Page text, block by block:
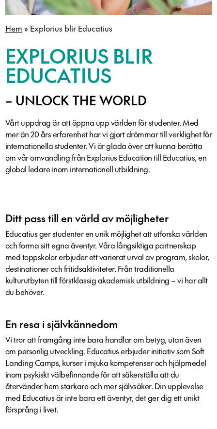
Hem » Explorius blir Educatius
EXPLORIUS BLIR
EDUCATIUS
– UNLOCK THE WORLD
Vårt uppdrag är att öppna upp världen för studenter. Med
mer än 20 års erfarenhet har vi gjort drömmar till verklighet för
internationella studenter. Vi är glada över att kunna berätta
om vår omvandling från Explorius Education till Educatius, en
global ledare inom internationell utbildning.
Ditt pass till en värld av möjligheter
Educatius ger studenter en unik möjlighet att utforska världen
och forma sitt egna äventyr. Våra långsiktiga partnerskap
med toppskolor erbjuder ett varierat urval av program, skolor,
destinationer och fritidsaktiviteter. Från traditionella
kulturutbyten till förstklassig akademisk utbildning – vi har allt
du behöver.
En resa i självkännedom
Vi tror att framgång inte bara handlar om betyg, utan även
om personlig utveckling. Educatius erbjuder initiativ som Soft
Landing Camps, kurser i mjuka kompetenser och hjälpmedel
inom psykiskt välbefinnande för att säkerställa att du
återvänder hem starkare och mer självsäker. Din upplevelse
med Educatius är inte bara ett äventyr, det ger dig ett unikt
försprång i livet.